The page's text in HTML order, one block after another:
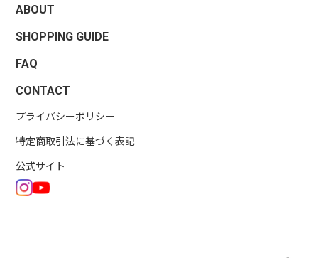
ABOUT
SHOPPING GUIDE
FAQ
CONTACT
プライバシーポリシー
特定商取引法に基づく表記
公式サイト